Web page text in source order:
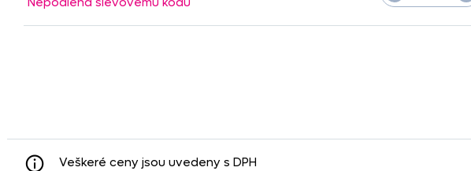
Veškeré ceny jsou uvedeny s DPH